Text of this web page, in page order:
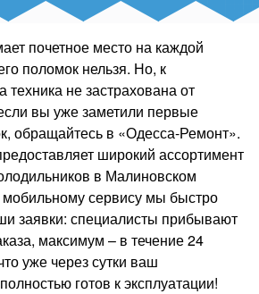
почетное место на каждой
поломок нельзя. Но, к
не застрахована от
вы уже заметили первые
обращайтесь в «Одесса-Ремонт».
широкий ассортимент
в Малиновском
сервису мы быстро
заявки: специалисты прибывают
максимум – в течение 24
уже через сутки ваш
готов к эксплуатации!